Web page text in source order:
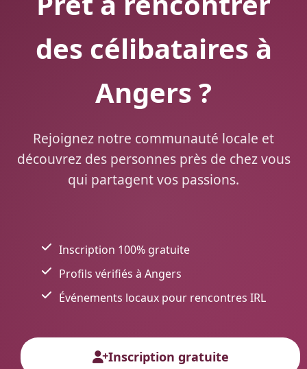
des célibataires à
Angers ?
Rejoignez notre communauté locale et
découvrez des personnes près de chez vous
qui partagent vos passions.
Inscription 100% gratuite
Profils vérifiés à Angers
Événements locaux pour rencontres IRL
Inscription gratuite